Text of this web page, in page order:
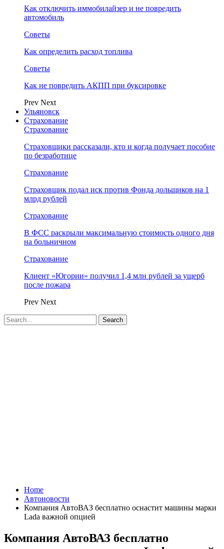
Как отключить иммобилайзер и не повредить
автомобиль
Советы
Как определить расход топлива
Советы
Как не повредить АКПП при буксировке
Prev Next
Ульяновск
Страхование
Страхование
Страховщики рассказали, кто и когда получает пособие
по безработице
Страхование
Страховщик подал иск против Фонда дольщиков на 1
млрд рублей
Страхование
В ФСС раскрыли максимальную стоимость одного дня
на больничном
Страхование
Клиент «Югории» получил 1,4 млн рублей за ущерб
после пожара
Prev Next
Home
Автоновости
Компания АвтоВАЗ бесплатно оснастит машины марки
Lada важной опцией
Компания АвтоВАЗ бесплатно